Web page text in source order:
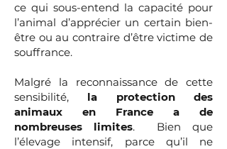
ce qui sous-entend la capacité pour
l’animal d’apprécier un certain bien-
être ou au contraire d’être victime de
souffrance.
Malgré la reconnaissance de cette
sensibilité, la protection des
animaux en France a de
nombreuses limites. Bien que
l’élevage intensif, parce qu’il ne